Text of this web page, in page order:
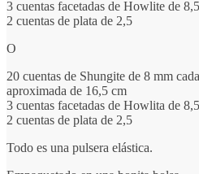
3 cuentas facetadas de Howlite de
2 cuentas de plata de 2,5
O
20 cuentas de Shungite de 8 mm
aproximada de 16,5 cm
3 cuentas facetadas de Howlita de
2 cuentas de plata de 2,5
Todo es una pulsera elástica.